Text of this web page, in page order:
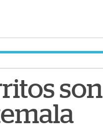
son